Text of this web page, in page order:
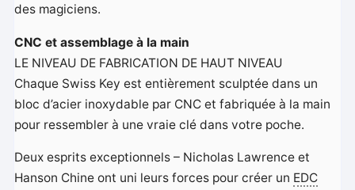
des magiciens.
CNC et assemblage à la main
LE NIVEAU DE FABRICATION DE HAUT NIVEAU
Chaque Swiss Key est entièrement sculptée dans un
bloc d’acier inoxydable par CNC et fabriquée à la main
pour ressembler à une vraie clé dans votre poche.
Deux esprits exceptionnels – Nicholas Lawrence et
Hanson Chine ont uni leurs forces pour créer un EDC